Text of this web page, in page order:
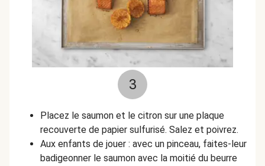
3
Placez le saumon et le citron sur une plaque
recouverte de papier sulfurisé. Salez et poivrez.
Aux enfants de jouer : avec un pinceau, faites-leur
badigeonner le saumon avec la moitié du beurre